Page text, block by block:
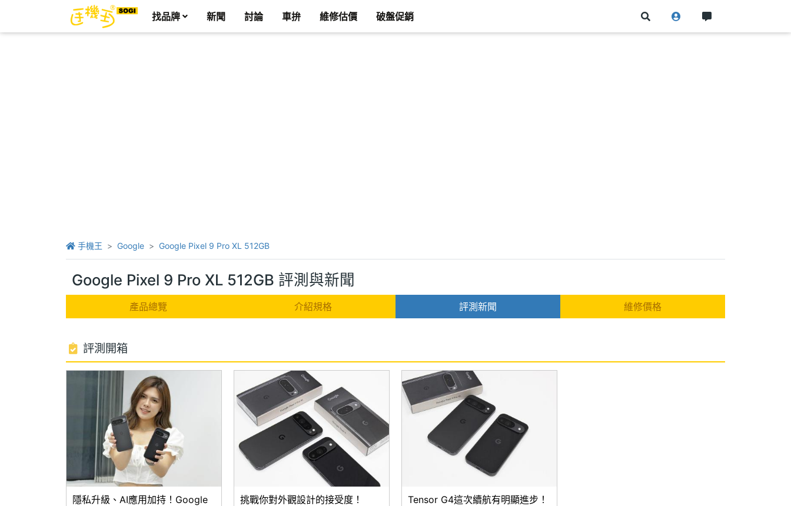
找品牌 新聞 討論 車拚 維修估價 破盤促銷
手機王 Google Google Pixel 9 Pro XL 512GB
Google Pixel 9 Pro XL 512GB 評測與新聞
產品總覽 介紹規格 評測新聞 維修價格
評測開箱
隱私升級、AI應用加持！Google
挑戰你對外觀設計的接受度！
Tensor G4這次續航有明顯進步！